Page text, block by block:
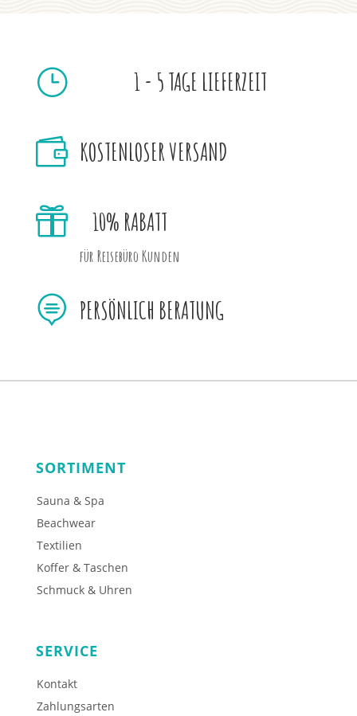
} 1 - 5 TAGE LIEFERZEIT
 KOSTENLOSER VERSAND
 10% RABATT
für Reisebüro Kunden
 PERSÖNLICH BERATUNG
SORTIMENT
Sauna & Spa
Beachwear
Textilien
Koffer & Taschen
Schmuck & Uhren
SERVICE
Kontakt
Zahlungsarten